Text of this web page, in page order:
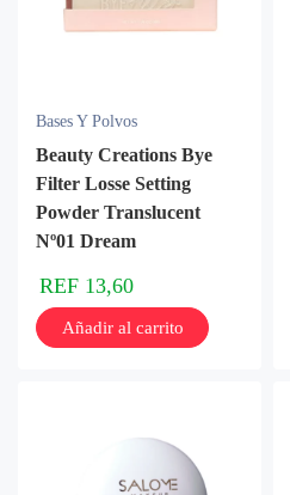
Bases Y Polvos
Beauty Creations Bye
Filter Losse Setting
Powder Translucent
Nº01 Dream
REF 13,60
Añadir al carrito